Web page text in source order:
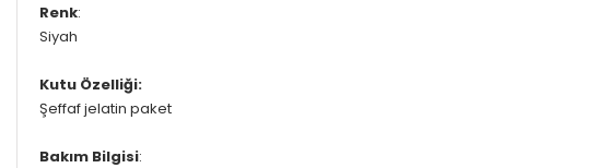
Renk:
Siyah
Kutu Özelliği:
Şeffaf jelatin paket
Bakım Bilgisi: